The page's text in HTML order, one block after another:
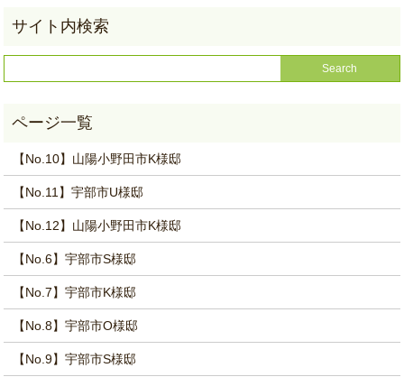
【No.10】山陽小野田市K様邸
【No.11】宇部市U様邸
【No.12】山陽小野田市K様邸
【No.6】宇部市S様邸
【No.7】宇部市K様邸
【No.8】宇部市O様邸
【No.9】宇部市S様邸